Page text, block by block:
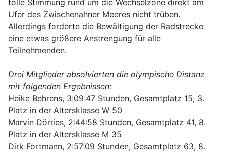
tolle Stimmung rund um die Wechselzone direkt am
Ufer des Zwischenahner Meeres nicht trüben.
Allerdings forderte die Bewältigung der Radstrecke
eine etwas größere Anstrengung für alle
Teilnehmenden.
Drei Mitglieder absolvierten die olympische Distanz
mit folgenden Ergebnissen:
Heike Behrens, 3:09:47 Stunden, Gesamtplatz 15, 3.
Platz in der Altersklasse W 50
Marvin Dörries, 2:44:58 Stunden, Gesamtplatz 41, 8.
Platz in der Altersklasse M 35
Dirk Fortmann, 2:57:09 Stunden, Gesamtplatz 63, 8.